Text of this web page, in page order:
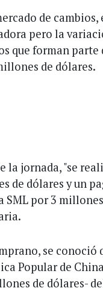
de
pero la
que forman parte
de dólares.
la jornada, "se
de dólares y un
SML por 3
se conoció
Popular de
de dólares-